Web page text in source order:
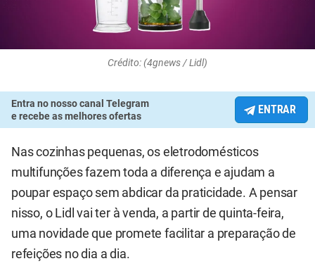
Crédito: (4gnews / Lidl)
Entra no nosso canal Telegram
e recebe as melhores ofertas
ENTRAR
Nas cozinhas pequenas, os eletrodomésticos
multifunções fazem toda a diferença e ajudam a
poupar espaço sem abdicar da praticidade. A pensar
nisso, o Lidl vai ter à venda, a partir de quinta-feira,
uma novidade que promete facilitar a preparação de
refeições no dia a dia.